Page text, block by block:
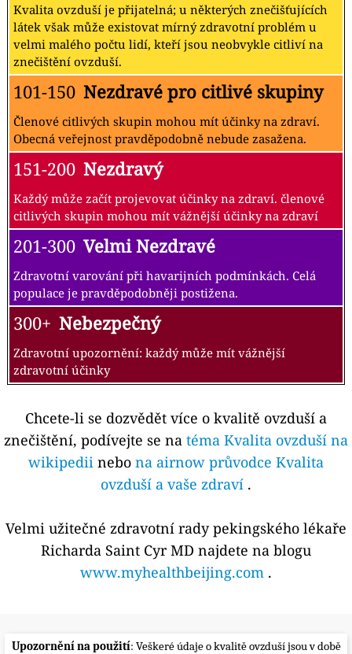
Kvalita ovzduší je přijatelná; u některých znečišťujících
látek však může existovat mírný zdravotní problém u
velmi malého počtu lidí, kteří jsou neobvykle citliví na
znečištění ovzduší.
101-150 Nezdravé pro citlivé skupiny
Členové citlivých skupin mohou mít účinky na zdraví.
Obecná veřejnost pravděpodobně nebude zasažena.
151-200 Nezdravý
Každý může začít projevovat účinky na zdraví. členové
citlivých skupin mohou mít vážnější účinky na zdraví
201-300 Velmi Nezdravé
Zdravotní varování při havarijních podmínkách. Celá
populace je pravděpodobněji postižena.
300+ Nebezpečný
Zdravotní upozornění: každý může mít vážnější
zdravotní účinky
Chcete-li se dozvědět více o kvalitě ovzduší a
znečištění, podívejte se na téma Kvalita ovzduší na
wikipedii nebo na airnow průvodce Kvalita
ovzduší a vaše zdraví .
Velmi užitečné zdravotní rady pekingského lékaře
Richarda Saint Cyr MD najdete na blogu
www.myhealthbeijing.com .
Upozornění na použití: Veškeré údaje o kvalitě ovzduší jsou v době